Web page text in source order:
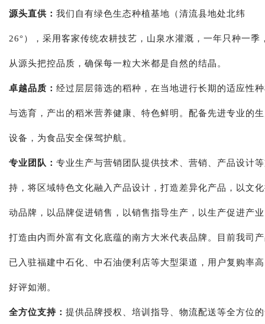
源头直供： 我们自有绿色生态种植基地（清流县地处北纬
26°），采用客家传统农耕技艺，山泉水灌溉，一年只种一季
从源头把控品质，确保每一粒大米都是自然的结晶。
卓越品质： 经过层层筛选的稻种，在当地进行长期的适应性
与选育，产出的稻米营养健康、特色鲜明。配备先进专业的
设备，为食品安全保驾护航。
专业团队： 专业生产与营销团队提供技术、营销、产品设计
持，将区域特色文化融入产品设计，打造差异化产品，以文
动品牌，以品牌促进销售，以销售指导生产，以生产促进产
打造由内而外富有文化底蕴的南方大米代表品牌。目前我司
已入驻福建中石化、中石油便利店等大型渠道，用户复购率
好评如潮。
全方位支持： 提供品牌授权、培训指导、物流配送等全方位